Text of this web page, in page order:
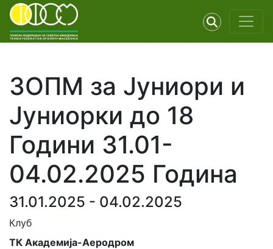
ЗОПМ за Јуниори и
Јуниорки до 18
Години 31.01-
04.02.2025 Година
31.01.2025 - 04.02.2025
Клуб
ТК Академија-Аеродром